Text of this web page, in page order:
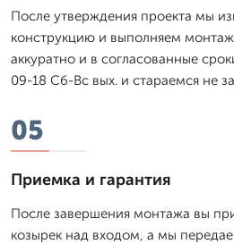
После утверждения проекта мы
конструкцию и выполняем
аккуратно и в согласованные
09-18 Сб-Вс вых. и стараемся не
05
Приемка и гарантия
После завершения монтажа вы
козырек над входом, а мы